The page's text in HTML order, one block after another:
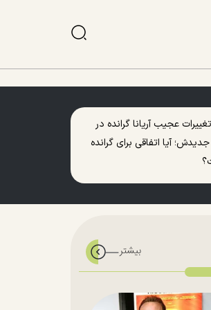
عجیب آریانا گرانده در
آیا اتفاقی برای گرانده